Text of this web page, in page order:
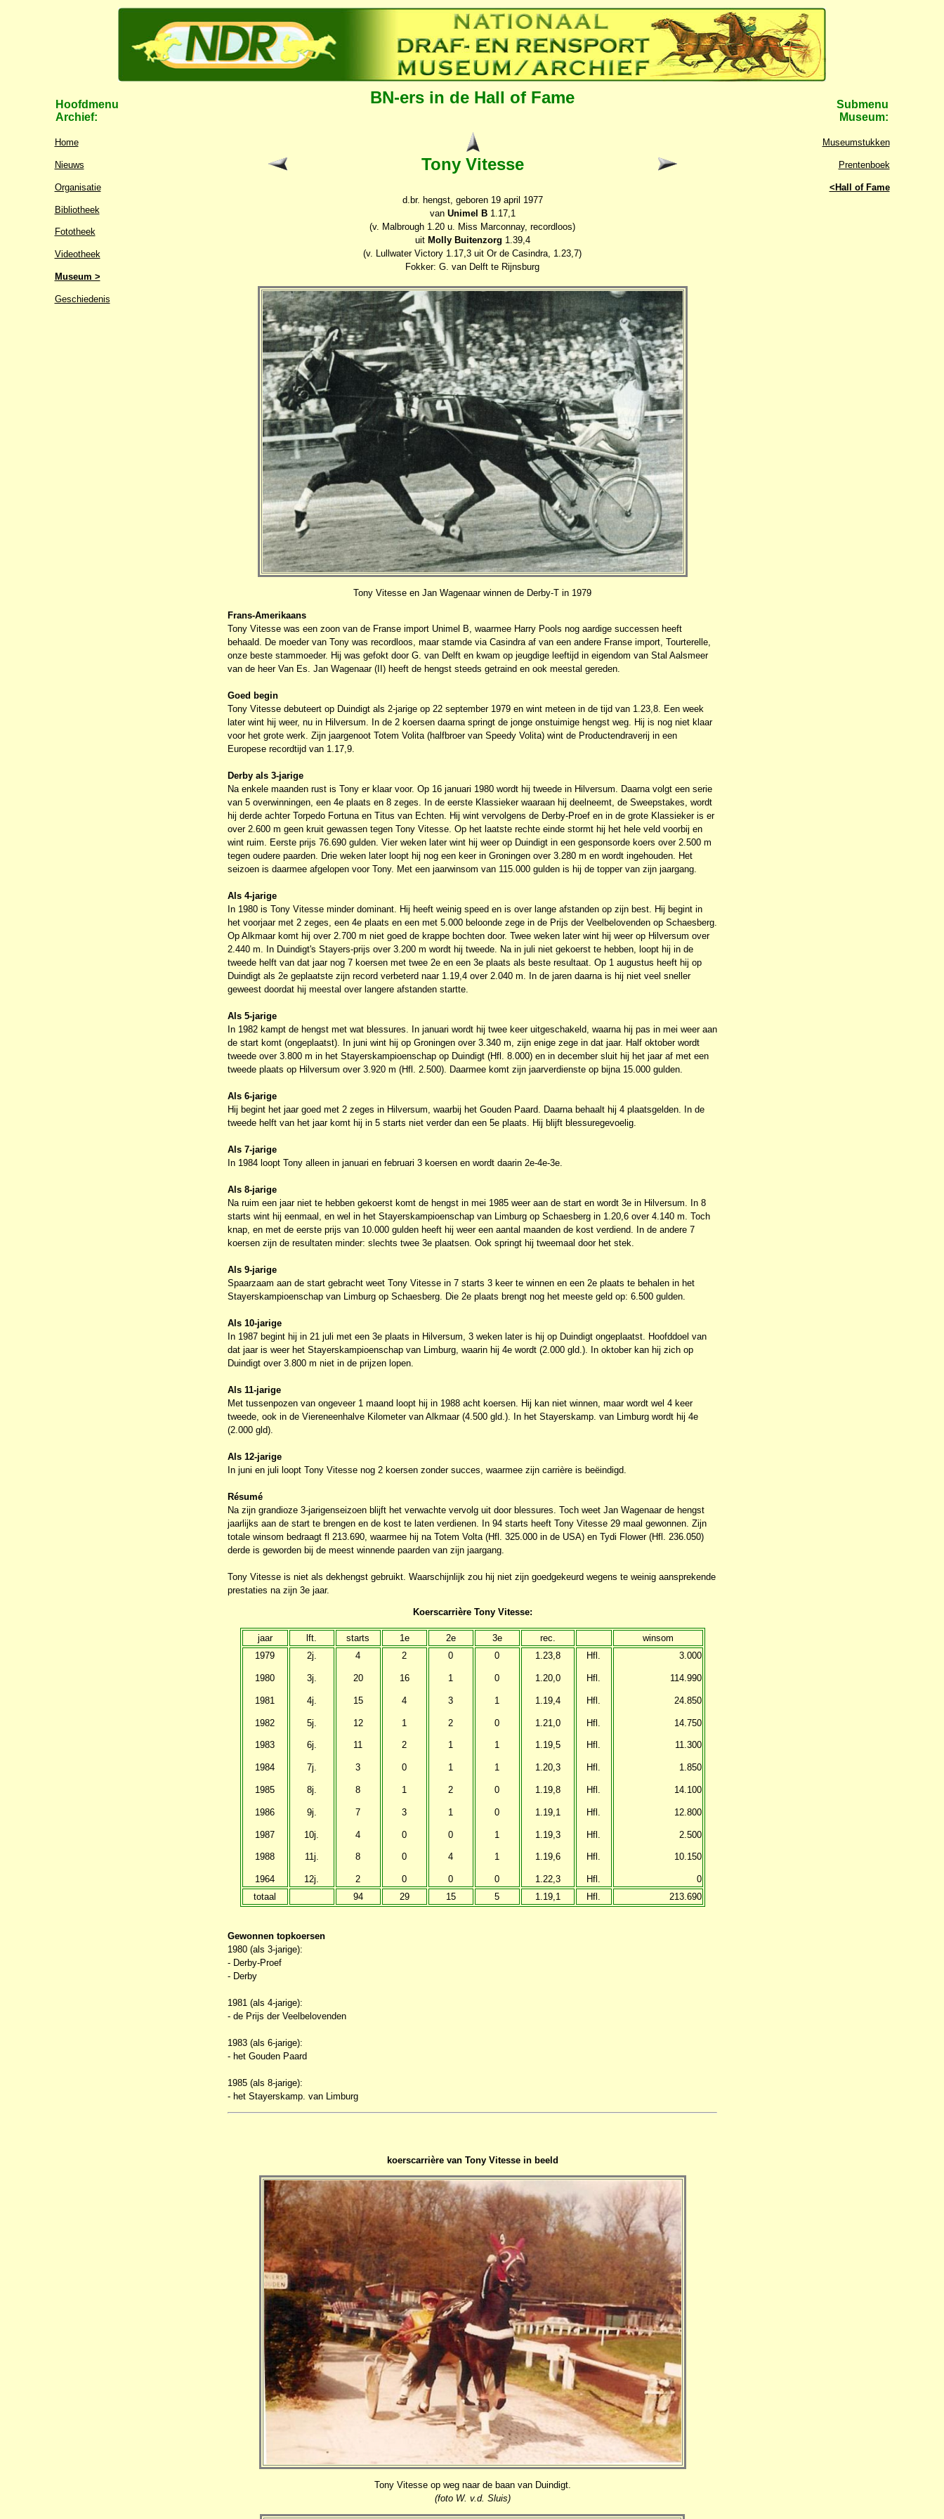
Hoofdmenu
Archief:
Home
Nieuws
Organisatie
Bibliotheek
Fototheek
Videotheek
Museum >
Geschiedenis
BN-ers in de Hall of Fame
Tony Vitesse
d.br. hengst, geboren 19 april 1977
van Unimel B 1.17,1
(v. Malbrough 1.20 u. Miss Marconnay, recordloos)
uit Molly Buitenzorg 1.39,4
(v. Lullwater Victory 1.17,3 uit Or de Casindra, 1.23,7)
Fokker: G. van Delft te Rijnsburg
Tony Vitesse en Jan Wagenaar winnen de Derby-T in 1979
Frans-Amerikaans
Tony Vitesse was een zoon van de Franse import Unimel B, waarmee Harry Pools nog aardige successen heeft
behaald. De moeder van Tony was recordloos, maar stamde via Casindra af van een andere Franse import, Tourterelle,
onze beste stammoeder. Hij was gefokt door G. van Delft en kwam op jeugdige leeftijd in eigendom van Stal Aalsmeer
van de heer Van Es. Jan Wagenaar (II) heeft de hengst steeds getraind en ook meestal gereden.
Goed begin
Tony Vitesse debuteert op Duindigt als 2-jarige op 22 september 1979 en wint meteen in de tijd van 1.23,8. Een week
later wint hij weer, nu in Hilversum. In de 2 koersen daarna springt de jonge onstuimige hengst weg. Hij is nog niet klaar
voor het grote werk. Zijn jaargenoot Totem Volita (halfbroer van Speedy Volita) wint de Productendraverij in een
Europese recordtijd van 1.17,9.
Derby als 3-jarige
Na enkele maanden rust is Tony er klaar voor. Op 16 januari 1980 wordt hij tweede in Hilversum. Daarna volgt een serie
van 5 overwinningen, een 4e plaats en 8 zeges. In de eerste Klassieker waaraan hij deelneemt, de Sweepstakes, wordt
hij derde achter Torpedo Fortuna en Titus van Echten. Hij wint vervolgens de Derby-Proef en in de grote Klassieker is er
over 2.600 m geen kruit gewassen tegen Tony Vitesse. Op het laatste rechte einde stormt hij het hele veld voorbij en
wint ruim. Eerste prijs 76.690 gulden. Vier weken later wint hij weer op Duindigt in een gesponsorde koers over 2.500 m
tegen oudere paarden. Drie weken later loopt hij nog een keer in Groningen over 3.280 m en wordt ingehouden. Het
seizoen is daarmee afgelopen voor Tony. Met een jaarwinsom van 115.000 gulden is hij de topper van zijn jaargang.
Als 4-jarige
In 1980 is Tony Vitesse minder dominant. Hij heeft weinig speed en is over lange afstanden op zijn best. Hij begint in
het voorjaar met 2 zeges, een 4e plaats en een met 5.000 beloonde zege in de Prijs der Veelbelovenden op Schaesberg.
Op Alkmaar komt hij over 2.700 m niet goed de krappe bochten door. Twee weken later wint hij weer op Hilversum over
2.440 m. In Duindigt's Stayers-prijs over 3.200 m wordt hij tweede. Na in juli niet gekoerst te hebben, loopt hij in de
tweede helft van dat jaar nog 7 koersen met twee 2e en een 3e plaats als beste resultaat. Op 1 augustus heeft hij op
Duindigt als 2e geplaatste zijn record verbeterd naar 1.19,4 over 2.040 m. In de jaren daarna is hij niet veel sneller
geweest doordat hij meestal over langere afstanden startte.
Als 5-jarige
In 1982 kampt de hengst met wat blessures. In januari wordt hij twee keer uitgeschakeld, waarna hij pas in mei weer aan
de start komt (ongeplaatst). In juni wint hij op Groningen over 3.340 m, zijn enige zege in dat jaar. Half oktober wordt
tweede over 3.800 m in het Stayerskampioenschap op Duindigt (Hfl. 8.000) en in december sluit hij het jaar af met een
tweede plaats op Hilversum over 3.920 m (Hfl. 2.500). Daarmee komt zijn jaarverdienste op bijna 15.000 gulden.
Als 6-jarige
Hij begint het jaar goed met 2 zeges in Hilversum, waarbij het Gouden Paard. Daarna behaalt hij 4 plaatsgelden. In de
tweede helft van het jaar komt hij in 5 starts niet verder dan een 5e plaats. Hij blijft blessuregevoelig.
Als 7-jarige
In 1984 loopt Tony alleen in januari en februari 3 koersen en wordt daarin 2e-4e-3e.
Als 8-jarige
Na ruim een jaar niet te hebben gekoerst komt de hengst in mei 1985 weer aan de start en wordt 3e in Hilversum. In 8
starts wint hij eenmaal, en wel in het Stayerskampioenschap van Limburg op Schaesberg in 1.20,6 over 4.140 m. Toch
knap, en met de eerste prijs van 10.000 gulden heeft hij weer een aantal maanden de kost verdiend. In de andere 7
koersen zijn de resultaten minder: slechts twee 3e plaatsen. Ook springt hij tweemaal door het stek.
Als 9-jarige
Spaarzaam aan de start gebracht weet Tony Vitesse in 7 starts 3 keer te winnen en een 2e plaats te behalen in het
Stayerskampioenschap van Limburg op Schaesberg. Die 2e plaats brengt nog het meeste geld op: 6.500 gulden.
Als 10-jarige
In 1987 begint hij in 21 juli met een 3e plaats in Hilversum, 3 weken later is hij op Duindigt ongeplaatst. Hoofddoel van
dat jaar is weer het Stayerskampioenschap van Limburg, waarin hij 4e wordt (2.000 gld.). In oktober kan hij zich op
Duindigt over 3.800 m niet in de prijzen lopen.
Als 11-jarige
Met tussenpozen van ongeveer 1 maand loopt hij in 1988 acht koersen. Hij kan niet winnen, maar wordt wel 4 keer
tweede, ook in de Viereneenhalve Kilometer van Alkmaar (4.500 gld.). In het Stayerskamp. van Limburg wordt hij 4e
(2.000 gld).
Als 12-jarige
In juni en juli loopt Tony Vitesse nog 2 koersen zonder succes, waarmee zijn carrière is beëindigd.
Résumé
Na zijn grandioze 3-jarigenseizoen blijft het verwachte vervolg uit door blessures. Toch weet Jan Wagenaar de hengst
jaarlijks aan de start te brengen en de kost te laten verdienen. In 94 starts heeft Tony Vitesse 29 maal gewonnen. Zijn
totale winsom bedraagt fl 213.690, waarmee hij na Totem Volta (Hfl. 325.000 in de USA) en Tydi Flower (Hfl. 236.050)
derde is geworden bij de meest winnende paarden van zijn jaargang.
Tony Vitesse is niet als dekhengst gebruikt. Waarschijnlijk zou hij niet zijn goedgekeurd wegens te weinig aansprekende
prestaties na zijn 3e jaar.
Koerscarrière Tony Vitesse:
jaar lft. starts 1e 2e 3e rec.
winsom
1979
1980
1981
1982
1983
1984
1985
1986
1987
1988
1964
2j.
3j.
4j.
5j.
6j.
7j.
8j.
9j.
10j.
11j.
12j.
4
20
15
12
11
3
8
7
4
8
2
2
16
4
1
2
0
1
3
0
0
0
0
1
3
2
1
1
2
1
0
4
0
0
0
1
0
1
1
0
0
1
1
0
1.23,8
1.20,0
1.19,4
1.21,0
1.19,5
1.20,3
1.19,8
1.19,1
1.19,3
1.19,6
1.22,3
Hfl.
Hfl.
Hfl.
Hfl.
Hfl.
Hfl.
Hfl.
Hfl.
Hfl.
Hfl.
Hfl.
3.000
114.990
24.850
14.750
11.300
1.850
14.100
12.800
2.500
10.150
0
totaal
94 29 15 5 1.19,1 Hfl. 213.690
Gewonnen topkoersen
1980 (als 3-jarige):
- Derby-Proef
- Derby
1981 (als 4-jarige):
- de Prijs der Veelbelovenden
1983 (als 6-jarige):
- het Gouden Paard
1985 (als 8-jarige):
- het Stayerskamp. van Limburg
koerscarrièrevan Tony Vitessein beeld
Tony Vitesse op weg naar de baan van Duindigt.
(foto W. v.d. Sluis)
Submenu
Museum:
Museumstukken
Prentenboek
<Hall of Fame